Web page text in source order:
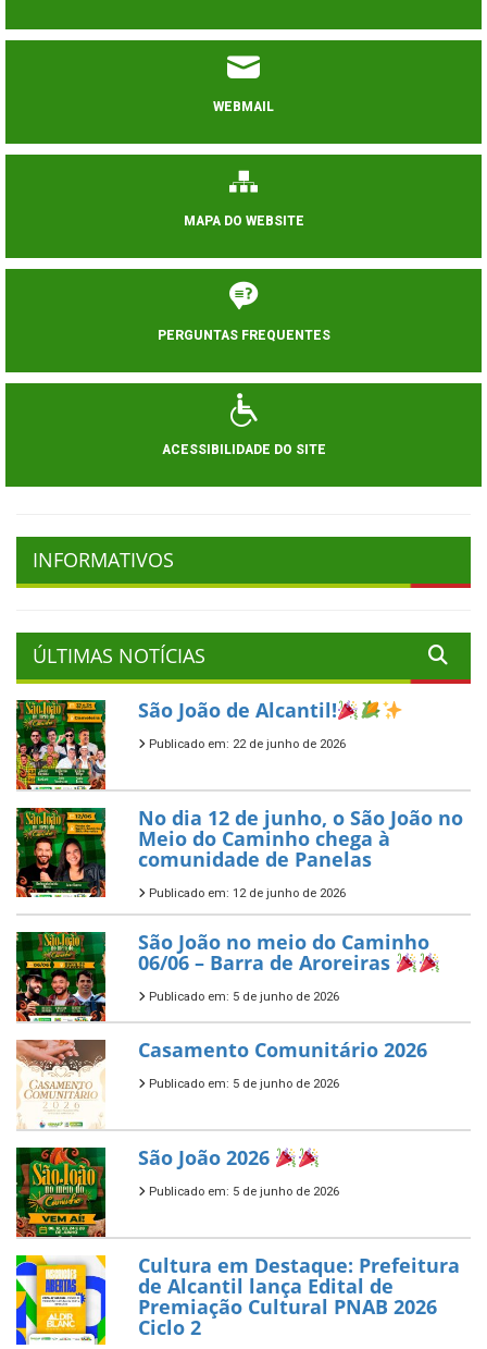
WEBMAIL
MAPA DO WEBSITE
PERGUNTAS FREQUENTES
ACESSIBILIDADE DO SITE
INFORMATIVOS
ÚLTIMAS NOTÍCIAS
São João de Alcantil!
Publicado em: 22 de junho de 2026
No dia 12 de junho, o São João no
Meio do Caminho chega à
comunidade de Panelas
Publicado em: 12 de junho de 2026
São João no meio do Caminho
06/06 – Barra de Aroreiras
Publicado em: 5 de junho de 2026
Casamento Comunitário 2026
Publicado em: 5 de junho de 2026
São João 2026
Publicado em: 5 de junho de 2026
Cultura em Destaque: Prefeitura
de Alcantil lança Edital de
Premiação Cultural PNAB 2026
Ciclo 2